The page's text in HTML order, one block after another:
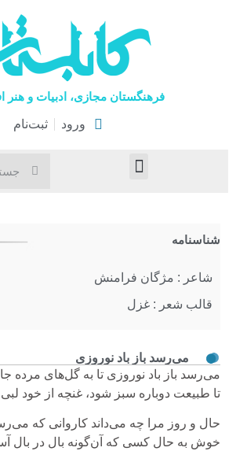
فرهنگستان مجازی، ادبیات و هنر
ورود ثبت‌نام
می‌رسد باز باد نوروزی
می‌رسد باز باد نوروزی تا به گل‌های مرده
تا طبیعت دوباره سبز شود، غنچه از خود لبی
حال و روز مرا چه می‌داند کاروانی که
خوش به حال کسی که آن‌گونه بال در بال
شناسنامه
شاعر : مژگان فرامنش
قالب شعر : غزل